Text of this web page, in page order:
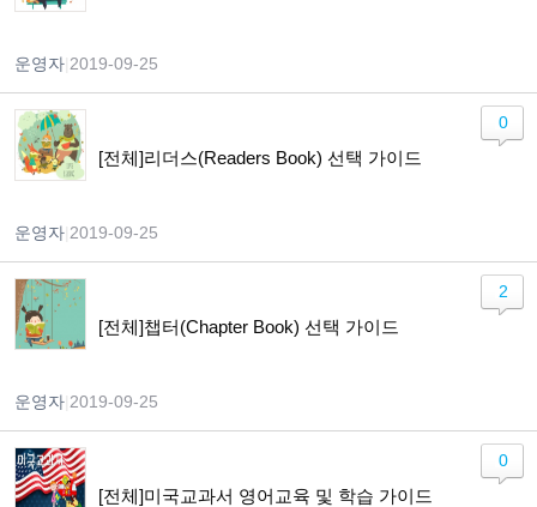
운영자 2019-09-25
[전체]리더스(Readers Book) 선택 가이드
운영자 2019-09-25
0
[전체]챕터(Chapter Book) 선택 가이드
운영자 2019-09-25
2
[전체]미국교과서 영어교육 및 학습 가이드
0